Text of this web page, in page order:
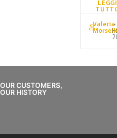
LEGGI
Valeria
Morselli
-
OUR CUSTOMERS,
OUR HISTORY